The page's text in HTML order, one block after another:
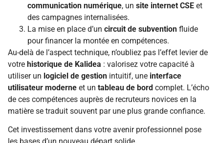
communication numérique, un site internet CSE et
des campagnes internalisées.
La mise en place d’un circuit de subvention fluide
pour financer la montée en compétences.
Au-delà de l’aspect technique, n’oubliez pas l’effet levier de
votre historique de Kalidea : valorisez votre capacité à
utiliser un logiciel de gestion intuitif, une interface
utilisateur moderne et un tableau de bord complet. L’écho
de ces compétences auprès de recruteurs novices en la
matière se traduit souvent par une plus grande confiance.
Cet investissement dans votre avenir professionnel pose